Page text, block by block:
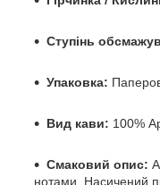
Ступінь
Упаковка:
Вид кави: 100%
Смаковий опис:
нотами. Насичений